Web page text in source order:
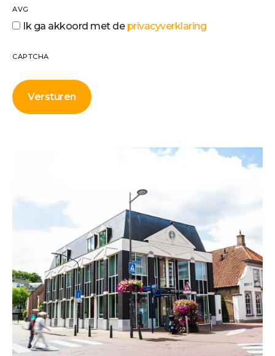
AVG
Ik ga akkoord met de privacyverklaring
CAPTCHA